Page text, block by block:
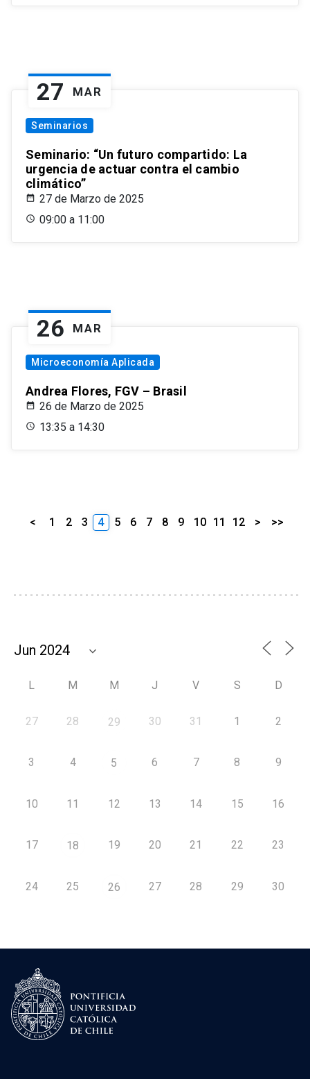
27 MAR
Seminarios
Seminario: “Un futuro compartido: La
urgencia de actuar contra el cambio
climático”
27 de Marzo de 2025
09:00 a 11:00
26 MAR
Microeconomía Aplicada
Andrea Flores, FGV – Brasil
26 de Marzo de 2025
13:35 a 14:30
< 1 2 3 4 5 6 7 8 9 10 11 12 > >>
L M M J V S D
27 28 29 30 31 1 2
3 4 5 6 7 8 9
10 11 12 13 14 15 16
17 18 19 20 21 22 23
24 25 26 27 28 29 30